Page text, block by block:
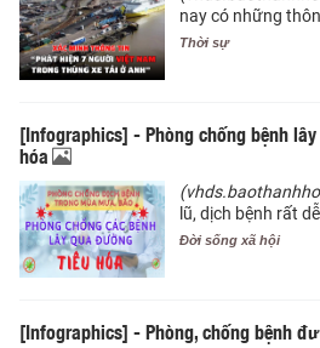
nay có những
Thời sự
[Infographics] - Phòng chống bệnh
hóa
lũ, dịch bệnh rất
Đời sống xã hội
[Infographics] - Phòng, chống bệnh